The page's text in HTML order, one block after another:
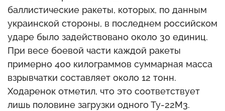
баллистические ракеты, которых, по данным
украинской стороны, в последнем российском
ударе было задействовано около 30 единиц.
При весе боевой части каждой ракеты
примерно 400 килограммов суммарная масса
взрывчатки составляет около 12 тонн.
Ходаренок отметил, что это соответствует
лишь половине загрузки одного Ту-22М3.